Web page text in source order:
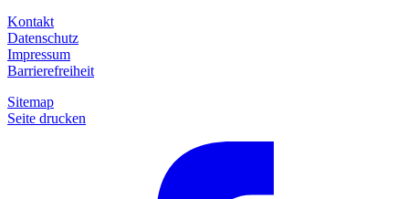
Kontakt
Datenschutz
Impressum
Barrierefreiheit
Sitemap
Seite drucken